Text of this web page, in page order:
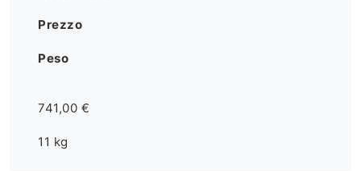
Prezzo
Peso
741,00 €
11 kg